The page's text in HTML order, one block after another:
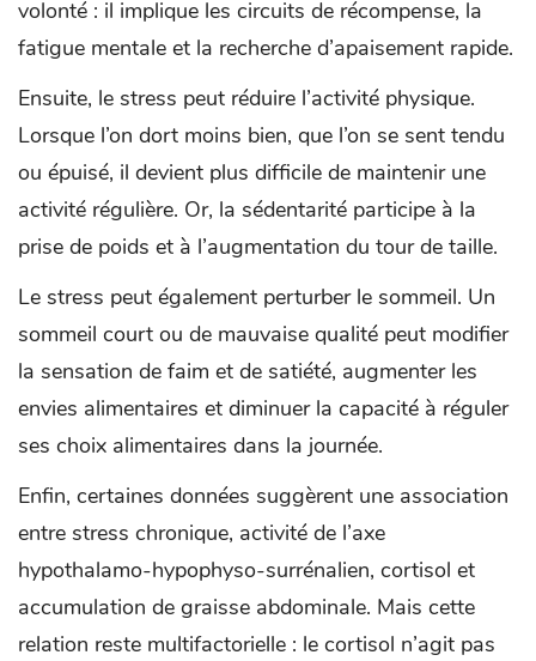
volonté : il implique les circuits de récompense, la
fatigue mentale et la recherche d’apaisement rapide.
Ensuite, le stress peut réduire l’activité physique.
Lorsque l’on dort moins bien, que l’on se sent tendu
ou épuisé, il devient plus difficile de maintenir une
activité régulière. Or, la sédentarité participe à la
prise de poids et à l’augmentation du tour de taille.
Le stress peut également perturber le sommeil. Un
sommeil court ou de mauvaise qualité peut modifier
la sensation de faim et de satiété, augmenter les
envies alimentaires et diminuer la capacité à réguler
ses choix alimentaires dans la journée.
Enfin, certaines données suggèrent une association
entre stress chronique, activité de l’axe
hypothalamo-hypophyso-surrénalien, cortisol et
accumulation de graisse abdominale. Mais cette
relation reste multifactorielle : le cortisol n’agit pas